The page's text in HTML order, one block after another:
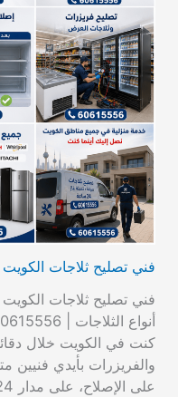
فني تصليح ثلاجات الكويت 24 ساعة
كنت في الكويت خلال
والفريزرات بأيدي